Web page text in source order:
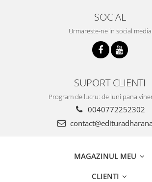
SOCIAL
Urmareste-ne in social media
SUPORT CLIENTI
Program de lucru: de luni pana
0040772252302
MAGAZINUL MEU
CLIENTI